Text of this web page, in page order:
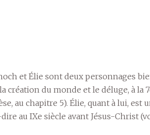
et Élie sont deux personnages
création du monde et le déluge, à la
au chapitre 5). Élie, quant à lui, est
au IXe siècle avant Jésus-Christ